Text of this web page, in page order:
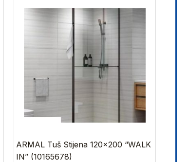
ARMAL Tuš Stijena 120×200 “WALK
IN” (10165678)